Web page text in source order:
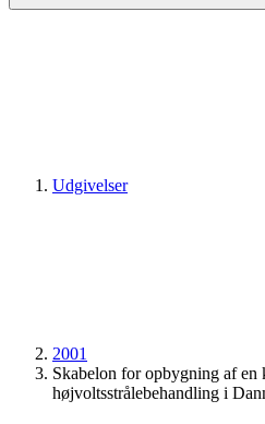
Udgivelser
2001
Skabelon for opbygning af en
højvoltsstrålebehandling i